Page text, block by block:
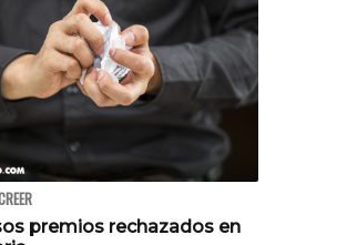
premios rechazados en